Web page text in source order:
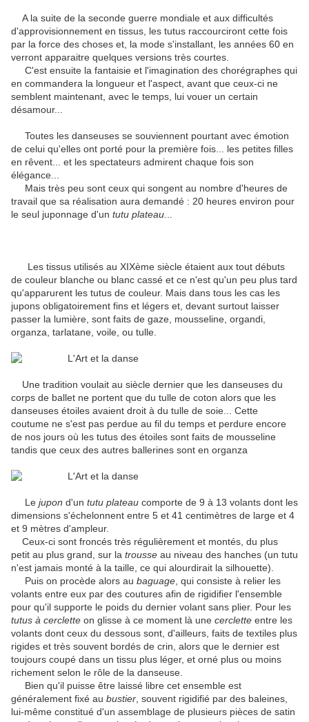
A la suite de la seconde guerre mondiale et aux difficultés
d'approvisionnement en tissus, les tutus raccourciront cette fois
par la force des choses et, la mode s'installant, les années 60 en
verront apparaitre quelques versions très courtes.
C'est ensuite la fantaisie et l'imagination des chorégraphes qui
en commandera la longueur et l'aspect, avant que ceux-ci ne
semblent maintenant, avec le temps, lui vouer un certain
désamour...
Toutes les danseuses se souviennent pourtant avec émotion
de celui qu'elles ont porté pour la première fois... les petites filles
en rêvent... et les spectateurs admirent chaque fois son
élégance...
Mais très peu sont ceux qui songent au nombre d'heures de
travail que sa réalisation aura demandé : 20 heures environ pour
le seul juponnage d'un tutu plateau.
Les tissus utilisés au XIXème siècle étaient aux tout débuts
de couleur blanche ou blanc cassé et ce n'est qu'un peu plus tard
qu'apparurent les tutus de couleur. Mais dans tous les cas les
jupons obligatoirement fins et légers et, devant surtout laisser
passer la lumière, sont faits de gaze, mousseline, organdi,
organza, tarlatane, voile, ou tulle.
Une tradition voulait au siècle dernier que les danseuses du
corps de ballet ne portent que du tulle de coton alors que les
danseuses étoiles avaient droit à du tulle de soie... Cette
coutume ne s'est pas perdue au fil du temps et perdure encore
de nos jours où les tutus des étoiles sont faits de mousseline
tandis que ceux des autres ballerines sont en organza
Le jupon d'un tutu plateau comporte de 9 à 13 volants dont les
dimensions s'échelonnent entre 5 et 41 centimètres de large et 4
et 9 mètres d'ampleur.
Ceux-ci sont froncés très régulièrement et montés, du plus
petit au plus grand, sur la trousse au niveau des hanches (un tutu
n'est jamais monté à la taille, ce qui alourdirait la silhouette).
Puis on procède alors au baguage , qui consiste à relier les
volants entre eux par des coutures afin de rigidifier l'ensemble
pour qu'il supporte le poids du dernier volant sans plier. Pour les
tutus à cerclette on glisse à ce moment là une cerclette entre les
volants dont ceux du dessous sont, d'ailleurs, faits de textiles plus
rigides et très souvent bordés de crin, alors que le dernier est
toujours coupé dans un tissu plus léger, et orné plus ou moins
richement selon le rôle de la danseuse.
Bien qu'il puisse être laissé libre cet ensemble est
généralement fixé au bustier , souvent rigidifié par des baleines,
lui-même constitué d'un assemblage de plusieurs pièces de satin